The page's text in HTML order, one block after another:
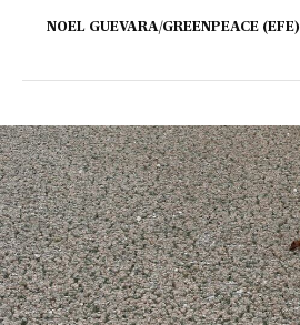
NOEL GUEVARA/GREENPEACE (EFE)